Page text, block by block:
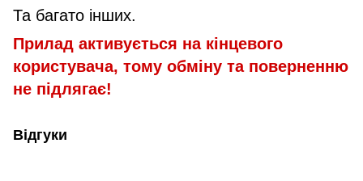
Та багато інших.
Прилад активується на кінцевого
користувача, тому обміну та поверненню
не підлягає!
Відгуки